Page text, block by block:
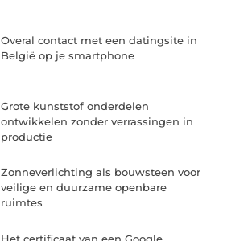
Overal contact met een datingsite in
België op je smartphone
Grote kunststof onderdelen
ontwikkelen zonder verrassingen in
productie
Zonneverlichting als bouwsteen voor
veilige en duurzame openbare
ruimtes
Het certificaat van een Google